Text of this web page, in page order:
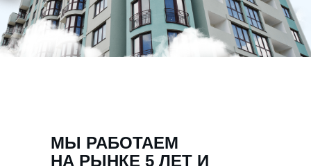
МЫ РАБОТАЕМ
НА РЫНКЕ 5 ЛЕТ И